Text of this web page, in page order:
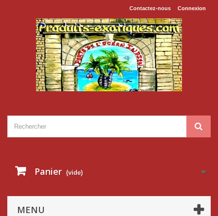
Connexion
Contactez-nous
Panier (vide)
MENU